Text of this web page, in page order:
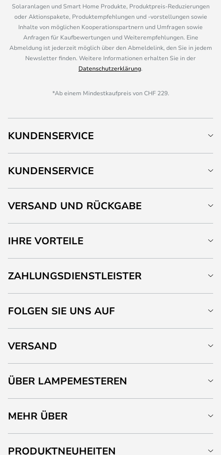
Solaranlagen und Smart Home Produkte, Produktpreis-Reduzierungen
oder Aktionspakete, Produktempfehlungen und -vorstellungen sowie
Inhalte von möglichen Kooperationspartnern und Umfragen sowie
Anfragen für Kaufbewertungen und Weiterempfehlungen. Eine
Abmeldung ist jederzeit möglich über den Abmeldelink, den Sie in jedem
Newsletter finden. Weitere Informationen erhalten Sie in der
Datenschutzerklärung.
*Ab einem Mindestkaufpreis von CHF 229.
KUNDENSERVICE
KUNDENSERVICE
VERSAND UND RÜCKGABE
IHRE VORTEILE
ZAHLUNGSDIENSTLEISTER
FOLGEN SIE UNS AUF
VERSAND
ÜBER LAMPEMESTEREN
MEHR ÜBER
PRODUKTNEUHEITEN